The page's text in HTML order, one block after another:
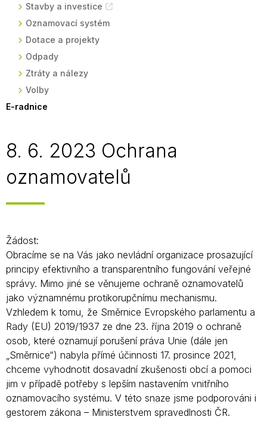
Stavby a investice
Oznamovací systém
Dotace a projekty
Odpady
Ztráty a nálezy
Volby
E-radnice
8. 6. 2023 Ochrana
oznamovatelů
Žádost:
Obracíme se na Vás jako nevládní organizace prosazující
principy efektivního a transparentního fungování veřejné
správy. Mimo jiné se věnujeme ochraně oznamovatelů
jako významnému protikorupčnímu mechanismu.
Vzhledem k tomu, že Směrnice Evropského parlamentu a
Rady (EU) 2019/1937 ze dne 23. října 2019 o ochraně
osob, které oznamují porušení práva Unie (dále jen
„Směrnice“) nabyla přímé účinnosti 17. prosince 2021,
chceme vyhodnotit dosavadní zkušenosti obcí a pomoci
jim v případě potřeby s lepším nastavením vnitřního
oznamovacího systému. V této snaze jsme podporováni i
gestorem zákona – Ministerstvem spravedlnosti ČR.